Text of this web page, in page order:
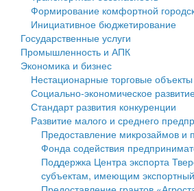
Государственные услуги
Промышленность и АПК
Экономика и бизнес
Символика
Устав
Гостям округа
Туризм
Культура
Образование
Здравоохранение
муниципального округа Тверской
Администрация Кашинского
Тверской области
Управление сельскими территориями
Открытые данные
Работа с обращениями граждан
Муниципальный контроль
Финансовое управление
Бюджет для граждан
Имущество
Выявление правообладателей
объектов недвижимости
Имущественная поддержка
среднего предпринимательства
Формирование комфортной
Инициативное бюджетирование
Государственные услуги
Промышленность и АПК
Экономика и бизнес
Нестационарные торговые объекты
Социально-экономическое
Стандарт развития конкуренции
Развитие малого и среднего
Предоставление микрозаймов и
Фонда содействия
Поддержка Центра экспорта
субъектам, имеющим